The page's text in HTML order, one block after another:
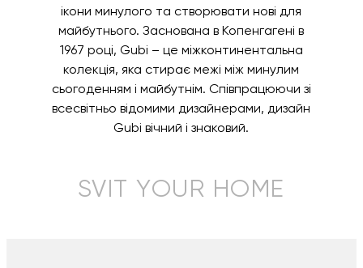
ікони минулого та створювати нові для
майбутнього. Заснована в Копенгагені в
1967 році, Gubi – це міжконтинентальна
колекція, яка стирає межі між минулим
сьогоденням і майбутнім. Співпрацюючи зі
всесвітньо відомими дизайнерами, дизайн
Gubi вічний і знаковий.
SVIT YOUR HOME